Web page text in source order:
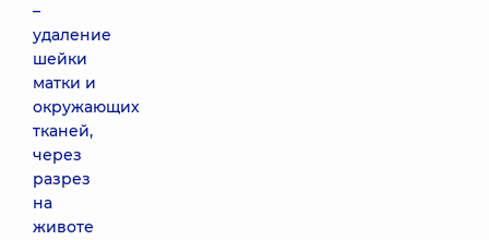
–
удаление
шейки
матки и
окружающих
тканей,
через
разрез
на
животе